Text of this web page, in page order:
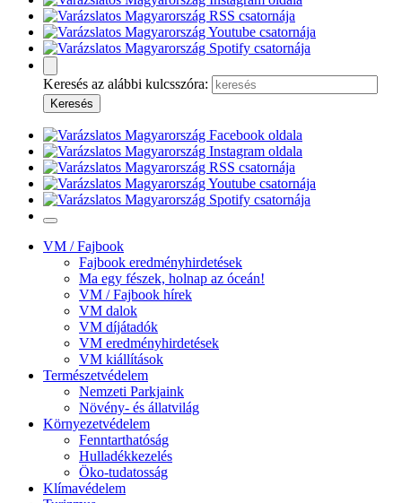
Keresés az alábbi kulcsszóra:
VM / Fajbook
Fajbook eredményhirdetések
Ma egy fészek, holnap az óceán!
VM / Fajbook hírek
VM dalok
VM díjátadók
VM eredményhirdetések
VM kiállítások
Természetvédelem
Nemzeti Parkjaink
Növény- és állatvilág
Környezetvédelem
Fenntarthatóság
Hulladékkezelés
Öko-tudatosság
Klímavédelem